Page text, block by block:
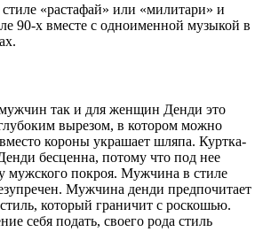
«растафай» или «милитари» и
90-х вместе с одноименной музыкой в
так и для женщин Денди это
вырезом, в котором можно
вместо короны украшает шляпа. Куртка-
бесценна, потому что под нее
мужского покроя. Мужчина в стиле
Мужчина денди предпочитает
который граничит с роскошью.
себя подать, своего рода стиль